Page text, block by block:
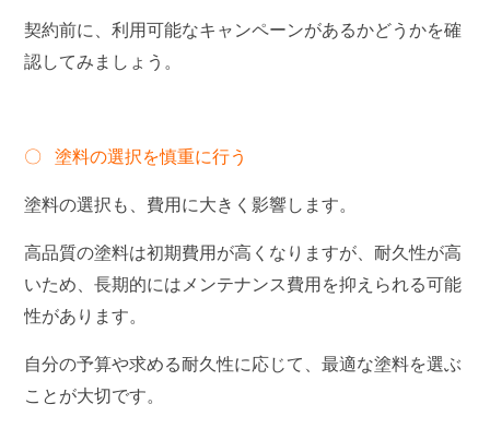
契約前に、利用可能なキャンペーンがあるかどうかを確
認してみましょう。
〇 塗料の選択を慎重に行う
塗料の選択も、費用に大きく影響します。
高品質の塗料は初期費用が高くなりますが、耐久性が高
いため、長期的にはメンテナンス費用を抑えられる可能
性があります。
自分の予算や求める耐久性に応じて、最適な塗料を選ぶ
ことが大切です。